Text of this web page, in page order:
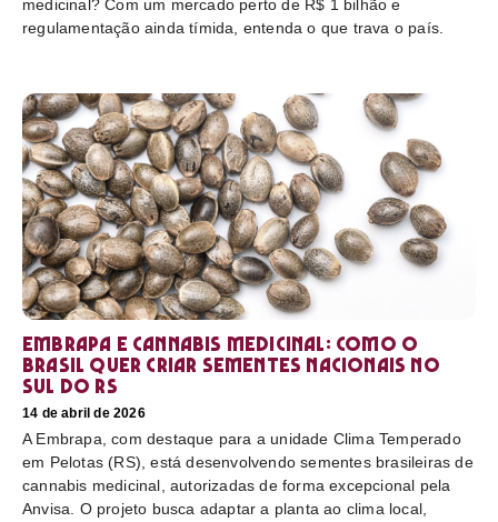
medicinal? Com um mercado perto de R$ 1 bilhão e
regulamentação ainda tímida, entenda o que trava o país.
Embrapa e cannabis medicinal: como o
Brasil quer criar sementes nacionais no
sul do RS
14 de abril de 2026
A Embrapa, com destaque para a unidade Clima Temperado
em Pelotas (RS), está desenvolvendo sementes brasileiras de
cannabis medicinal, autorizadas de forma excepcional pela
Anvisa. O projeto busca adaptar a planta ao clima local,